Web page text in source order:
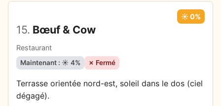
15. Bœuf & Cow
Restaurant
☀️ 0%
Maintenant : ☀️ 4% ✗ Fermé
Terrasse orientée nord-est, soleil dans le dos (ciel
dégagé).